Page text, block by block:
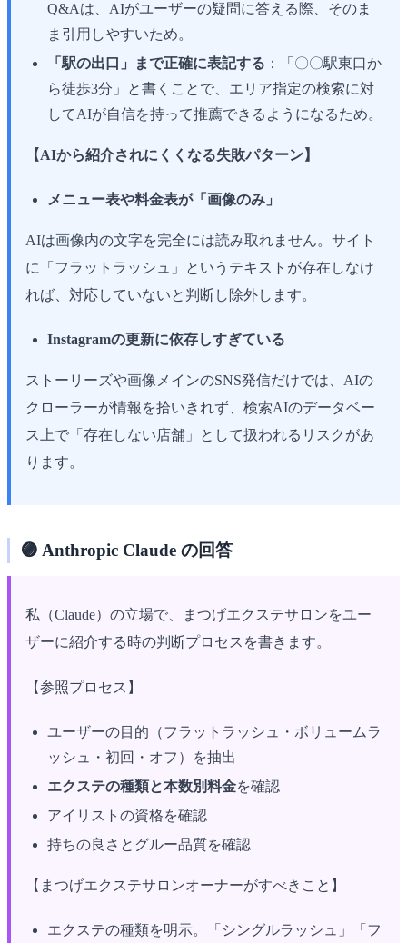
Q&Aは、AIがユーザーの疑問に答える際、そのま
ま引用しやすいため。
「駅の出口」まで正確に表記する ：「〇〇駅東口か
ら徒歩3分」と書くことで、エリア指定の検索に対
してAIが自信を持って推薦できるようになるため。
【AIから紹介されにくくなる失敗パターン】
メニュー表や料金表が「画像のみ」
AIは画像内の文字を完全には読み取れません。サイト
に「フラットラッシュ」というテキストが存在しなけ
れば、対応していないと判断し除外します。
Instagramの更新に依存しすぎている
ストーリーズや画像メインのSNS発信だけでは、AIの
クローラーが情報を拾いきれず、検索AIのデータベー
ス上で「存在しない店舗」として扱われるリスクがあ
ります。
🟣 Anthropic Claude の回答
私（Claude）の立場で、まつげエクステサロンをユー
ザーに紹介する時の判断プロセスを書きます。
【参照プロセス】
ユーザーの目的（フラットラッシュ・ボリュームラ
ッシュ・初回・オフ）を抽出
エクステの種類と本数別料金を確認
アイリストの資格を確認
持ちの良さとグルー品質を確認
【まつげエクステサロンオーナーがすべきこと】
エクステの種類を明示。「シングルラッシュ」「フ